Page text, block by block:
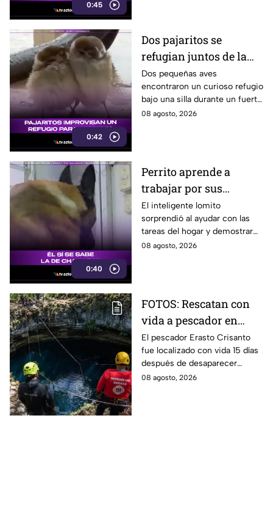
0:45
0:42
Dos pajaritos se
refugian juntos de la
lluvia y se vuelven
virales
Dos pequeñas aves
encontraron un curioso refugio
bajo una silla durante un fuerte
aguacero y conmovieron a
08 agosto, 2026
0:40
Perrito aprende a
trabajar por sus
premios y se vuelve
viral
El inteligente lomito
sorprendió al ayudar con las
tareas del hogar y demostrar
que ya conoce la fórmula:
08 agosto, 2026
FOTOS: Rescatan con
vida a pescador en
cenote a 100 metros de
profundidad;
sobrevivió 15 días
El pescador Erasto Crisanto
fue localizado con vida 15 días
después de desaparecer
mientras pescaba en un
08 agosto, 2026